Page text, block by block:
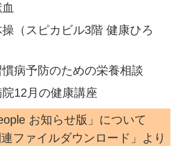
（スピカビル3階 健康ひろ
病予防のための栄養相談
12月の健康講座
お知らせ版」について
ファイルダウンロード」より